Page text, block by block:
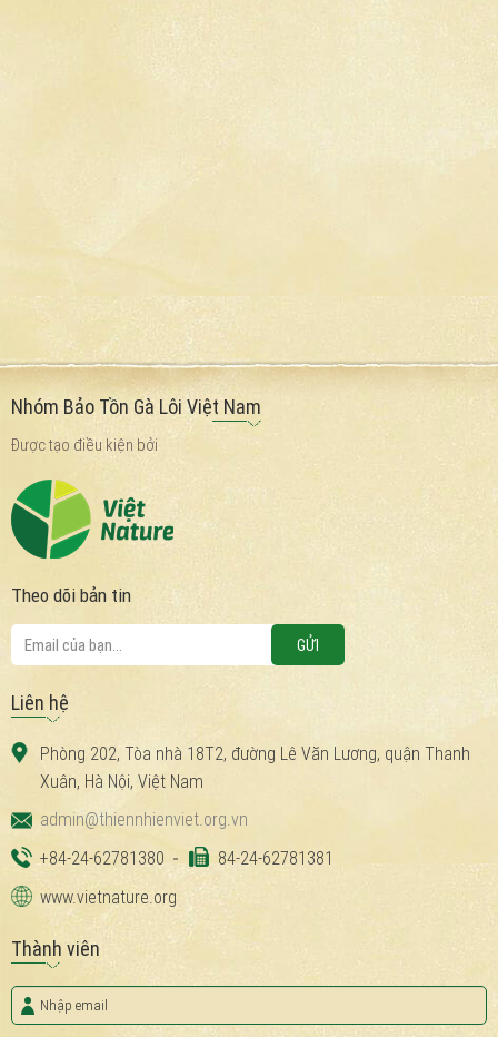
Nhóm Bảo Tồn Gà Lôi Việt Nam
Được tạo điều kiện bởi
Theo dõi bản tin
Liên hệ
Phòng 202, Tòa nhà 18T2, đường Lê Văn Lương, quận Thanh
Xuân, Hà Nội, Việt Nam
admin@thiennhienviet.org.vn
+84-24-62781380
84-24-62781381
www.vietnature.org
Thành viên